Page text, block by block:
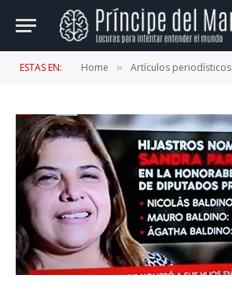
ESTAS EN: Home » Artículos periodísticos